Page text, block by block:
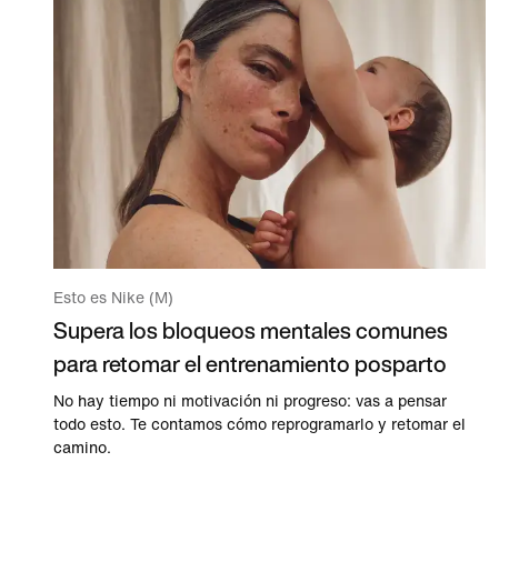
Esto es Nike (M)
Supera los bloqueos mentales comunes
para retomar el entrenamiento posparto
No hay tiempo ni motivación ni progreso: vas a pensar
todo esto. Te contamos cómo reprogramarlo y retomar el
camino.